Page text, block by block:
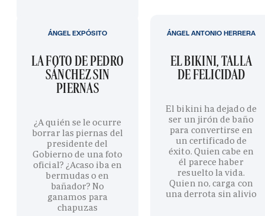
LA FOTO DE PEDRO
SÁNCHEZ SIN
PIERNAS
¿A quién se le ocurre
borrar las piernas del
presidente del
Gobierno de una foto
oficial? ¿Acaso iba en
bermudas o en
bañador? No
ganamos para
chapuzas
ÁNGEL EXPÓSITO
EL BIKINI, TALLA
DE FELICIDAD
El bikini ha dejado de
ser un jirón de baño
para convertirse en
un certificado de
éxito. Quien cabe en
él parece haber
resuelto la vida.
Quien no, carga con
una derrota sin alivio
ÁNGEL ANTONIO HERRERA